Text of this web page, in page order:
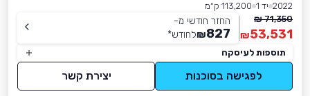
2022 יד 1
113,200 ק״מ
71,350 ₪
53,531
₪
החזר חודשי מ-
827
₪לחודש*
תוספות לעיסקה
לפגישה בסוכנות יצירת קשר